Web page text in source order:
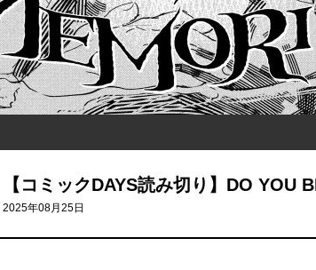
【コミックDAYS読み切り】DO YOU
2025年08月25日